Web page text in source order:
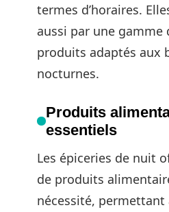
termes d’horaires.
aussi par une gamme
produits adaptés aux
nocturnes.
Produits
essentiels
Les épiceries de nuit
de produits
nécessité,